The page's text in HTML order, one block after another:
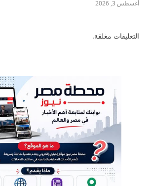
أغسطس 3, 2026
التعليقات مغلقة.